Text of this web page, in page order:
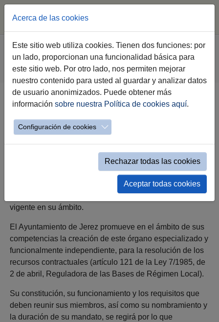
Saltar al contenido principal
Estás aquí:
Jerez.es
Webs Municipales
Tribunal de Recursos Contractuales
Inicio
Qué es el TARCAJE
¿Qué es el TARCAJE?
Ayuntamiento de Jerez es el órgano al que corresponde
resolver los recursos y reclamaciones en materia de
contratación, tramitar e informar, así como ejercer
cualquier otra competencia que le atribuya la normativa
vigente en su ámbito.
El Ayuntamiento de Jerez promueve en el ámbito de sus
competencias la creación de este órgano especializado y
funcionalmente independiente, para la resolución de los
recursos contractuales (artículo 121 de la Ley 7/1985, de
2 de abril, Reguladora de las Bases de Régimen Local).
Su constitución, su funcionamiento y los requisitos que
deben reunir sus miembros, así como su nombramiento y
la duración de su mandato, se regirá por lo que
Acerca de las cookies
Este sitio web utiliza cookies. Tienen dos funciones: por
un lado, proporcionan una funcionalidad básica para
este sitio web. Por otro lado, nos permiten mejorar
nuestro contenido para usted al guardar y analizar datos
de usuario anonimizados. Puede obtener más
información sobre nuestra Política de cookies aquí.
Configuración de cookies
Rechazar todas las cookies
Aceptar todas cookies